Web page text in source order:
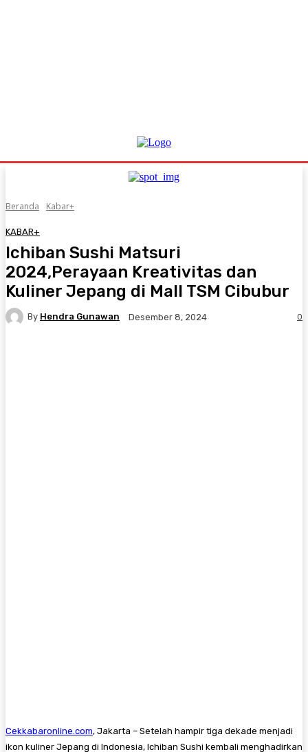
Beranda Kabar+
KABAR+
Ichiban Sushi Matsuri
2024,Perayaan Kreativitas dan
Kuliner Jepang di Mall TSM Cibubur
By Hendra Gunawan Desember 8, 2024 0
Cekkabaronline.com, Jakarta – Setelah hampir tiga dekade menjadi
ikon kuliner Jepang di Indonesia, Ichiban Sushi kembali menghadirkan